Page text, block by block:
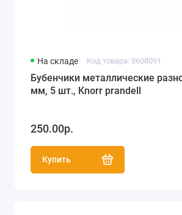
На складе Код товара: 8608091
Бубенчики металлические
мм, 5 шт., Knorr prandell
250.00р.
Купить